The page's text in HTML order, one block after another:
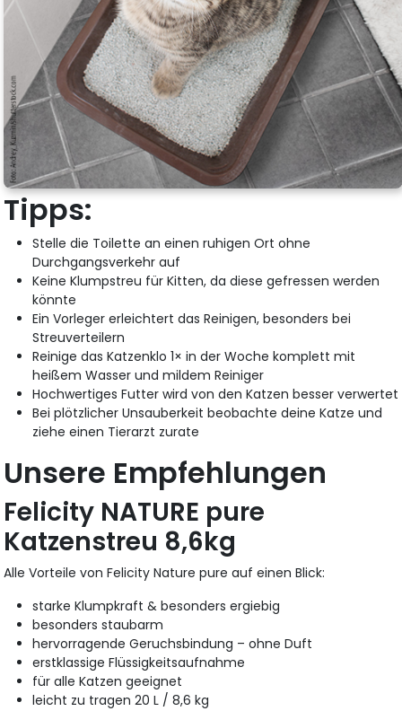
Tipps:
Stelle die Toilette an einen ruhigen Ort ohne
Durchgangsverkehr auf
Keine Klumpstreu für Kitten, da diese gefressen werden
könnte
Ein Vorleger erleichtert das Reinigen, besonders bei
Streuverteilern
Reinige das Katzenklo 1× in der Woche komplett mit
heißem Wasser und mildem Reiniger
Hochwertiges Futter wird von den Katzen besser verwertet
Bei plötzlicher Unsauberkeit beobachte deine Katze und
ziehe einen Tierarzt zurate
Unsere Empfehlungen
Felicity NATURE pure
Katzenstreu 8,6kg
Alle Vorteile von Felicity Nature pure auf einen Blick:
starke Klumpkraft & besonders ergiebig
besonders staubarm
hervorragende Geruchsbindung – ohne Duft
erstklassige Flüssigkeitsaufnahme
für alle Katzen geeignet
leicht zu tragen 20 L / 8,6 kg